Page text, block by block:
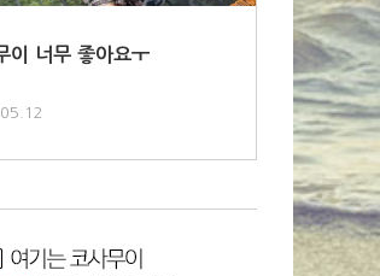
이 너무 좋아요ㅜ